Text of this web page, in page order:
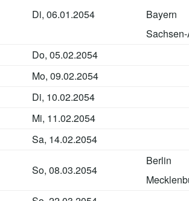
Di, 06.01.2054
Bayern
Do, 05.02.2054
Mo, 09.02.2054
Di, 10.02.2054
Mi, 11.02.2054
Sa, 14.02.2054
So, 08.03.2054
Berlin